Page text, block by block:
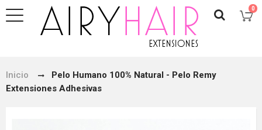
0
Inicio
Pelo Humano 100% Natural - Pelo Remy
Extensiones Adhesivas